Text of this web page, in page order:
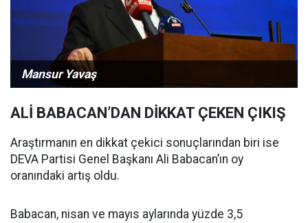
Mansur Yavaş
ALİ BABACAN’DAN DİKKAT ÇEKEN ÇIKIŞ
Araştırmanın en dikkat çekici sonuçlarından biri ise
DEVA Partisi Genel Başkanı Ali Babacan’ın oy
oranındaki artış oldu.
Babacan, nisan ve mayıs aylarında yüzde 3,5